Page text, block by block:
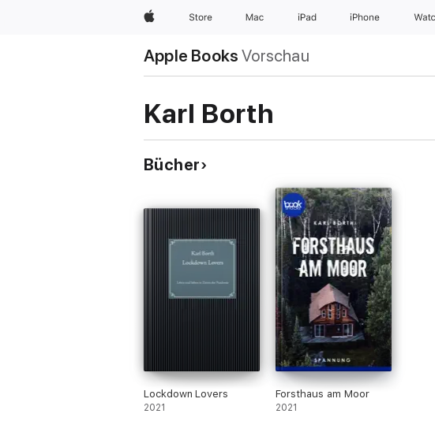
Apple Store Mac iPad iPhone
Apple Books Vorschau
Karl Borth
Bücher
Lockdown Lovers
2021
Forsthaus am Moor
2021